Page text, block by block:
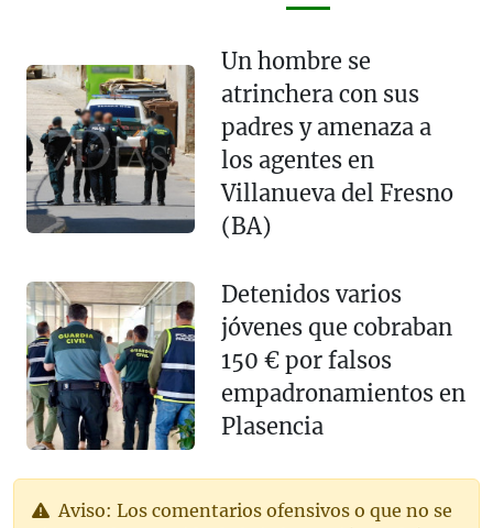
Un hombre se
atrinchera con sus
padres y amenaza a
los agentes en
Villanueva del Fresno
(BA)
Detenidos varios
jóvenes que cobraban
150 € por falsos
empadronamientos en
Plasencia
Aviso: Los comentarios ofensivos o que no se